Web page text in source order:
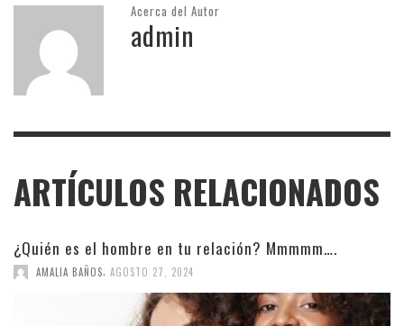
Acerca del Autor
admin
ARTÍCULOS RELACIONADOS
¿Quién es el hombre en tu relación? Mmmmm….
AMALIA BAÑOS AGOSTO 27, 2024